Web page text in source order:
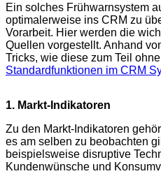
Ein solches Frühwarnsystem
optimalerweise ins CRM zu
Vorarbeit. Hier werden die
Quellen vorgestellt. Anhand
Tricks, wie diese zum Teil
Standardfunktionen im CRM
1. Markt-Indikatoren
Zu den Markt-Indikatoren
es am selben zu beobachten
beispielsweise disruptive
Kundenwünsche und